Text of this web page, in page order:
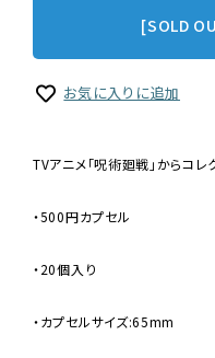
[SOLD
お気に入りに追加
TVアニメ「呪術廻戦」からコレ
・500円カプセル
・20個入り
・カプセルサイズ:65mm